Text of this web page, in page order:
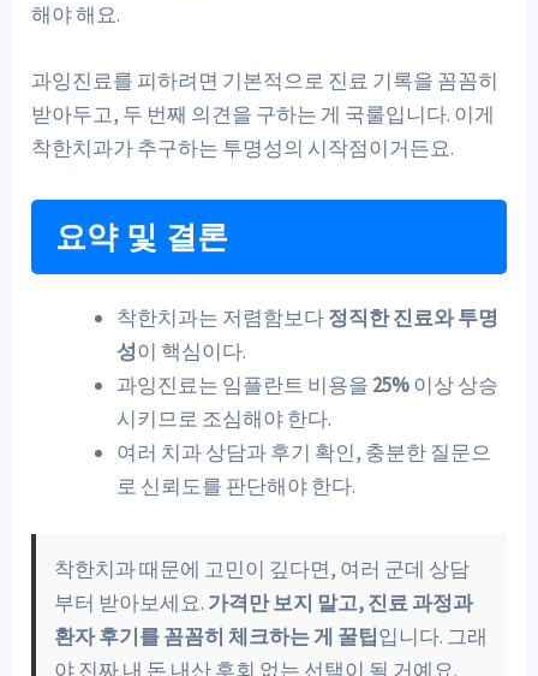
해야 해요.
과잉진료를 피하려면 기본적으로 진료 기록을 꼼꼼히
받아두고, 두 번째 의견을 구하는 게 국룰입니다. 이게
착한치과가 추구하는 투명성의 시작점이거든요.
요약 및 결론
착한치과는 저렴함보다정직한 진료와 투명
성이 핵심이다.
과잉진료는 임플란트 비용을 25%이상 상승
시키므로 조심해야 한다.
여러 치과 상담과 후기 확인, 충분한 질문으
로 신뢰도를 판단해야 한다.
착한치과 때문에 고민이 깊다면, 여러 군데 상담
부터 받아보세요. 가격만 보지 말고, 진료 과정과
환자 후기를 꼼꼼히 체크하는 게 꿀팁입니다. 그래
야 진짜 내 돈 내산 후회 없는 선택이 될 거예요.